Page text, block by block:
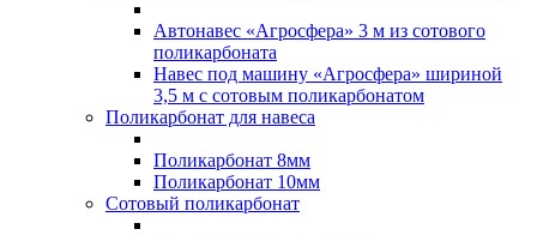
Автонавес «Агросфера» 3 м из сотового
поликарбоната
Навес под машину «Агросфера» шириной
3,5 м с сотовым поликарбонатом
Поликарбонат для навеса
Поликарбонат 8мм
Поликарбонат 10мм
Сотовый поликарбонат